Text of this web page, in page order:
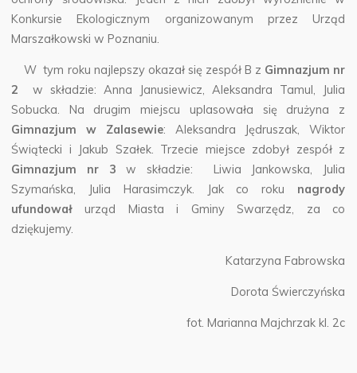
Konkursie Ekologicznym organizowanym przez Urząd
Marszałkowski w Poznaniu.
W tym roku najlepszy okazał się zespół B z Gimnazjum nr
2
w składzie: Anna Janusiewicz, Aleksandra Tamul, Julia
Sobucka. Na drugim miejscu uplasowała się drużyna z
Gimnazjum w Zalasewie: Aleksandra Jędruszak, Wiktor
Świątecki i Jakub Szałek. Trzecie miejsce zdobył zespół z
Gimnazjum nr 3 w składzie: Liwia Jankowska, Julia
Szymańska, Julia Harasimczyk. Jak co roku nagrody
ufundował urząd Miasta i Gminy Swarzędz, za co
dziękujemy.
Katarzyna Fabrowska
Dorota Świerczyńska
fot. Marianna Majchrzak kl. 2c